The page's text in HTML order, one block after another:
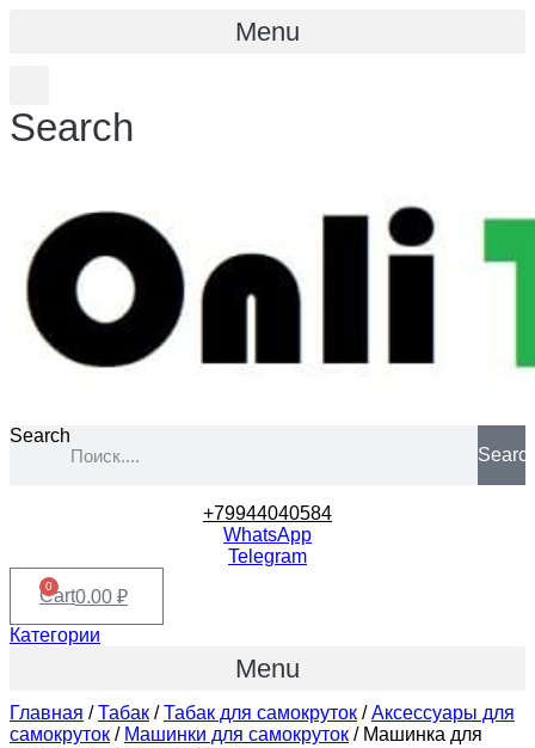
Menu
Search
Search
+79944040584
WhatsApp
Telegram
0.00 ₽
0
Cart
Категории
Menu
Главная /Табак /Табак для самокруток /Аксессуары для
самокруток / Машинки для самокруток / Машинка для